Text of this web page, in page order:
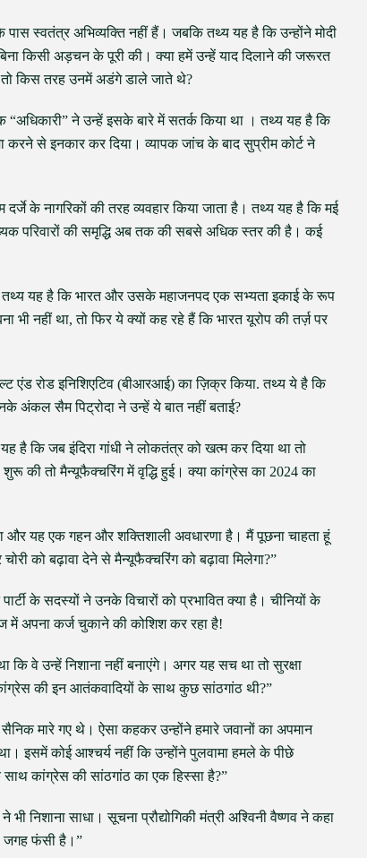
स्वतंत्र अभिव्यक्ति नहीं हैं। जबकि तथ्य यह है कि उन्होंने मोदी
बिना किसी अड़चन के पूरी की। क्या हमें उन्हें याद दिलाने की जरूरत
तो किस तरह उनमें अडंगे डाले जाते थे?
ने उन्हें इसके बारे में सतर्क किया था । तथ्य यह है कि
करने से इनकार कर दिया। व्यापक जांच के बाद सुप्रीम कोर्ट ने
के नागरिकों की तरह व्यवहार किया जाता है। तथ्य यह है कि मई
परिवारों की समृद्धि अब तक की सबसे अधिक स्तर की है। कई
तथ्य यह है कि भारत और उसके महाजनपद एक सभ्यता इकाई के रूप
नहीं था, तो फिर ये क्यों कह रहे हैं कि भारत यूरोप की तर्ज़ पर
एंड रोड इनिशिएटिव (बीआरआई) का ज़िक्र किया. तथ्य ये है कि
सैम पिट्रोदा ने उन्हें ये बात नहीं बताई?
कि जब इंदिरा गांधी ने लोकतंत्र को खत्म कर दिया था तो
की तो मैन्यूफैक्चरिंग में वृद्धि हुई। क्या कांग्रेस का 2024 का
और यह एक गहन और शक्तिशाली अवधारणा है। मैं पूछना चाहता हूं
को बढ़ावा देने से मैन्यूफैक्चरिंग को बढ़ावा मिलेगा?”
के सदस्यों ने उनके विचारों को प्रभावित क्या है। चीनियों के
में अपना कर्ज चुकाने की कोशिश कर रहा है!
वे उन्हें निशाना नहीं बनाएंगे। अगर यह सच था तो सुरक्षा
की इन आतंकवादियों के साथ कुछ सांठगांठ थी?”
मारे गए थे। ऐसा कहकर उन्होंने हमारे जवानों का अपमान
इसमें कोई आश्चर्य नहीं कि उन्होंने पुलवामा हमले के पीछे
कांग्रेस की सांठगांठ का एक हिस्सा है?”
निशाना साधा। सूचना प्रौद्योगिकी मंत्री अश्विनी वैष्णव ने कहा
जगह फंसी है।”